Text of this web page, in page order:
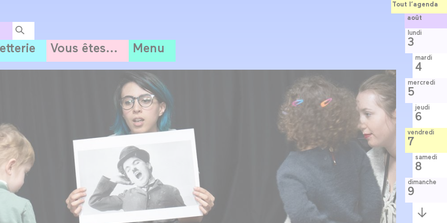
Vous êtes... Menu
Tout l’agenda
août
lundi
3
mardi
4
mercredi
5
jeudi
6
vendredi
7
samedi
8
dimanche
9
Semaine
suivante